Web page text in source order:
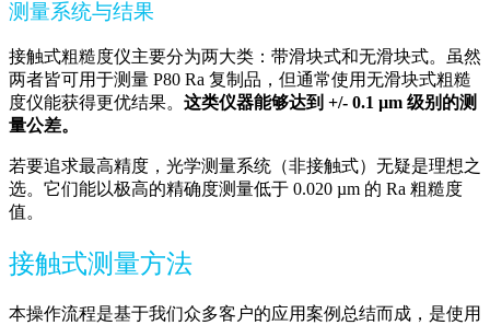
测量系统与结果
接触式粗糙度仪主要分为两大类：带滑块式和无滑块式。虽然
两者皆可用于测量 P80 Ra 复制品，但通常使用无滑块式粗糙
度仪能获得更优结果。 这类仪器能够达到 +/- 0.1 µm 级别的测
量公差。
若要追求最高精度，光学测量系统（非接触式）无疑是理想之
选。它们能以极高的精确度测量低于 0.020 µm 的 Ra 粗糙度
值。
接触式测量方法
本操作流程是基于我们众多客户的应用案例总结而成，是使用